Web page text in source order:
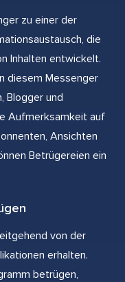
zu einer der
die
Inhalten entwickelt.
diesem Messenger
Blogger und
Aufmerksamkeit auf
Ansichten
Betrügereien ein
von der
erhalten.
betrügen,